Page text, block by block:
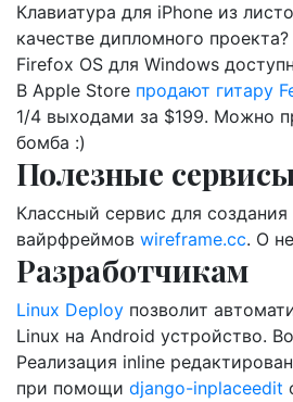
Клавиатура для iPhone из
качестве дипломного проекта?
Firefox OS для Windows
В Apple Store продают гитару
1/4 выходами за $199. Можно
бомба :)
Полезные
Классный сервис для создания
вайрфреймов wireframe.cc. О
Разработчикам
Linux Deploy позволит
Linux на Android устройство.
Реализация inline
при помощи django-inplaceedit